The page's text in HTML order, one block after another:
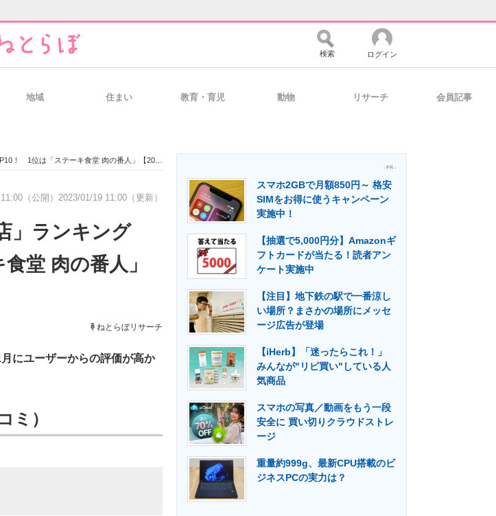
経営リーダーのコミュニティ マーケ×ITの今がよく分かる
品の技術・比較・事例 製造業のIT導入・活用を支援
エネルギーの専門メディア 建設×テクノロジーの最前線
検索 ログイン
地域 住まい 教育・育児 動物 リサーチ 会員記事
1位は「ステーキ食堂 肉の番人」【2023年1月版】
（公開） 2023/01/19 11:00（更新）
」ランキング
堂 肉の番人」
ねとらぼリサーチ
にユーザーからの評価が高か
ミ）
- PR -
スマホ2GBで月額850円～ 格安
SIMをお得に使うキャンペーン
実施中！
【抽選で5,000円分】Amazonギ
フトカードが当たる！読者アン
ケート実施中
【注目】地下鉄の駅で一番涼し
い場所？まさかの場所にメッセ
ージ広告が登場
【iHerb】「迷ったらこれ！」
みんなが"リピ買い"している人
気商品
スマホの写真／動画をもう一段
安全に 買い切りクラウドストレ
ージ
重量約999g、最新CPU搭載のビ
ジネスPCの実力は？